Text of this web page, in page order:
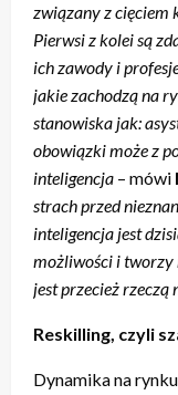
związany z cięciem
Pierwsi z kolei są
ich zawody i
jakie zachodzą na
stanowiska jak:
obowiązki może z
inteligencja – mówi
strach przed
inteligencja jest
możliwości i tworzy
jest przecież rzeczą
Reskilling, czyli
Dynamika na